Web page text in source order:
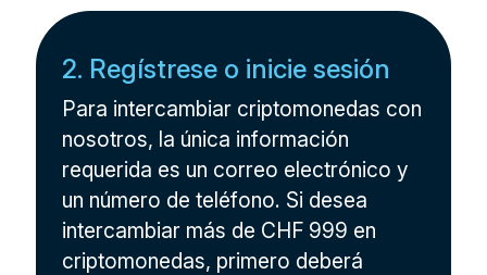
2. Regístrese o inicie sesión
Para intercambiar criptomonedas con
nosotros, la única información
requerida es un correo electrónico y
un número de teléfono. Si desea
intercambiar más de CHF 999 en
criptomonedas, primero deberá